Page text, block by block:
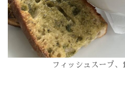
フィッシュスープ、